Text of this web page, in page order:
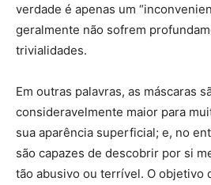
verdade é apenas um
geralmente não sofrem
trivialidades.
Em outras palavras, as máscaras
consideravelmente maior para
sua aparência superficial; e, no
são capazes de descobrir por si
tão abusivo ou terrível. O objetivo